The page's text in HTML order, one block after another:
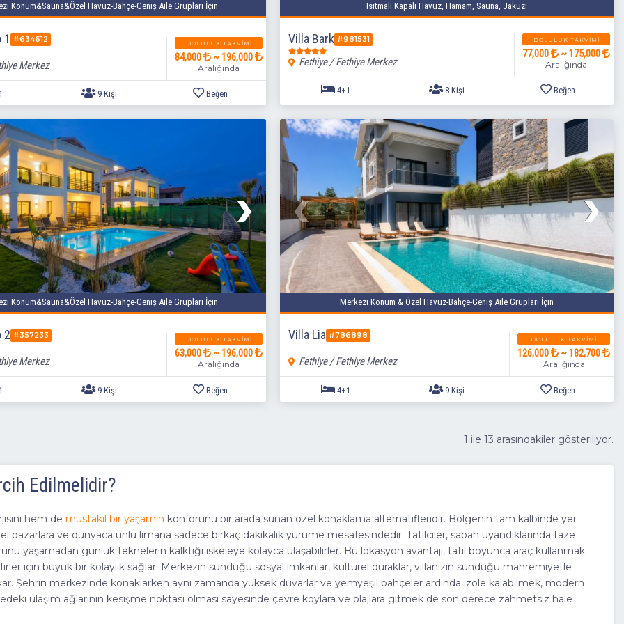
Konum&Sauna&Özel Havuz-Bahçe-Geniş Aile Grupları İçin
1 #634612
Merkez
DOLULUK TAKVIMI
84,000 ~ 196,000
Aralığında
5+1 9 Kişi Beğen
Isıtmalı Kapalı Havuz, Hamam, Sauna, Jakuzi
Villa Bark #981531
Fethiye / Fethiye Merkez
DOLULUK TAKVIMI
77,000 ~ 175,000
Aralığında
4+1 8 Kişi
Konum&Sauna&Özel Havuz-Bahçe-Geniş Aile Grupları İçin
2 #357233
Merkez
DOLULUK TAKVIMI
63,000 ~ 196,000
Aralığında
Merkezi Konum & Özel Havuz-Bahçe-Geniş Aile Grupları İçin
Villa Lia #786898
Fethiye / Fethiye Merkez
DOLULUK TAKVIMI
126,000 ~ 182,700
Aralığında
1 ile 13 arasındakiler gösteriliyor.
Edilmelidir?
hem de müstakil bir yaşamın konforunu bir arada sunan özel konaklama alternatifleridir. Bölgenin tam kalbinde yer
pazarlara ve dünyaca ünlü limana sadece birkaç dakikalık yürüme mesafesindedir. Tatilciler, sabah uyandıklarında taze
yaşamadan günlük teknelerin kalktığı iskeleye kolayca ulaşabilirler. Bu lokasyon avantajı, tatil boyunca araç kullanmak
için büyük bir kolaylık sağlar. Merkezin sunduğu sosyal imkanlar, kültürel duraklar, villanızın sunduğu mahremiyetle
Şehrin merkezinde konaklarken aynı zamanda yüksek duvarlar ve yemyeşil bahçeler ardında izole kalabilmek, modern
ulaşım ağlarının kesişme noktası olması sayesinde çevre koylara ve plajlara gitmek de son derece zahmetsiz hale